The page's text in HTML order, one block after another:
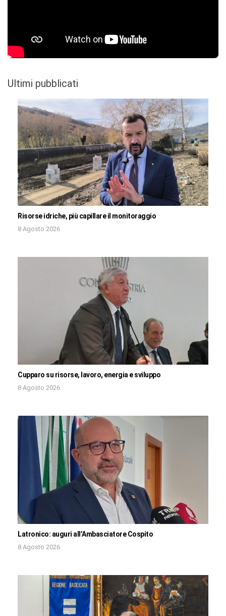
Ultimi pubblicati
Risorse idriche, più capillare il monitoraggio
8 Agosto 2026
Cupparo su risorse, lavoro, energia e sviluppo
8 Agosto 2026
Latronico: auguri all’Ambasciatore Cospito
8 Agosto 2026